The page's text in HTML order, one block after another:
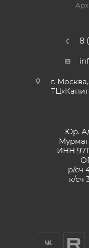
8
г.
Юр.
ИНН
р/сч
к/сч